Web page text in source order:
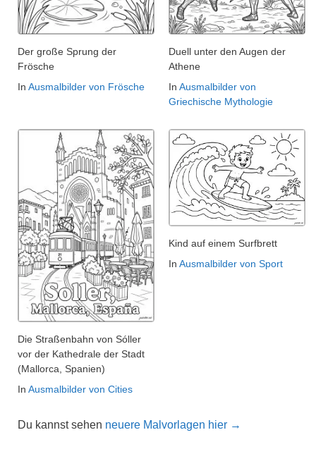
Der große Sprung der
Frösche
In Ausmalbilder von Frösche
Duell unter den Augen der
Athene
In Ausmalbilder von
Griechische Mythologie
Die Straßenbahn von Sóller
vor der Kathedrale der Stadt
(Mallorca, Spanien)
In Ausmalbilder von Cities
Kind auf einem Surfbrett
In Ausmalbilder von Sport
Du kannst sehen neuere Malvorlagen hier →